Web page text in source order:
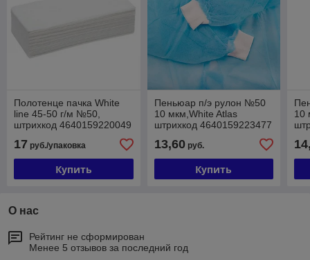
Полотенце пачка White
line 45-50 г/м №50,
штрихкод 4640159220049
страна происх. РОССИЯ
17 руб./упаковка
Купить
Пеньюар п/э рулон №50
10 мкм,White Atlas
штрихкод 4640159223477
цв.прозрачный), страна
происх.
13,60руб.
Купить
10
О нас
Рейтинг не сформирован
Менее 5 отзывов за последний год